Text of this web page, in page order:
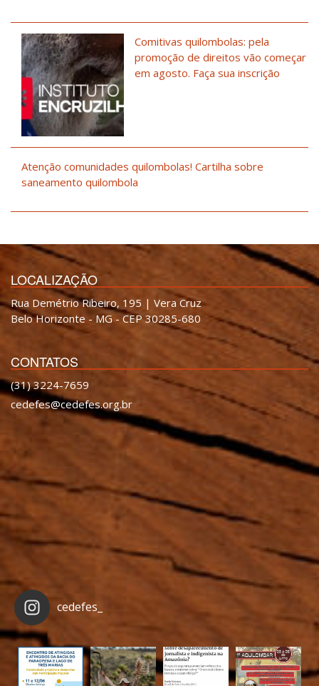
Comitivas quilombolas: pela
promoção de direitos vão começar
em agosto. Faça sua inscrição
Atenção comunidades quilombolas! Cartilha sobre
saneamento quilombola
LOCALIZAÇÃO
Rua Demétrio Ribeiro, 195 | Vera Cruz
Belo Horizonte - MG - CEP 30285-680
CONTATOS
(31) 3224-7659
cedefes@cedefes.org.br
cedefes_